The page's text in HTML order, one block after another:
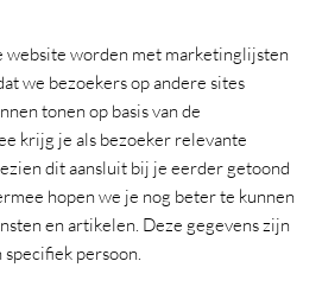
website worden met marketinglijsten
we bezoekers op andere sites
tonen op basis van de
krijg je als bezoeker relevante
dit aansluit bij je eerder getoond
hopen we je nog beter te kunnen
en artikelen. Deze gegevens zijn
persoon.